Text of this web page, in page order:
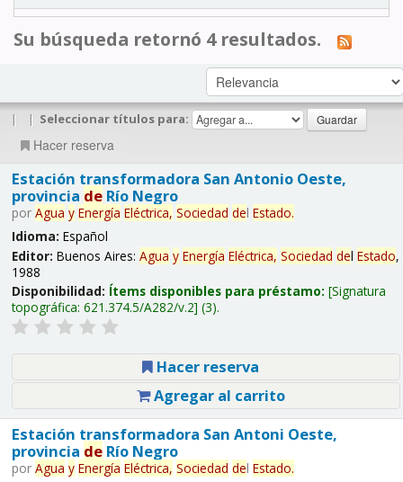
Su búsqueda retornó 4 resultados.
| | Seleccionar títulos para:
Hacer reserva
Estación transformadora San Antonio Oeste,
provincia deRío Negro
por Agua y Energía Eléctrica, Sociedad del Estado.
Idioma: Español
Editor: Buenos Aires: Agua y Energía Eléctrica, Sociedad del Estado,
1988
Disponibilidad: Ítems disponibles para préstamo: Signatura
topográfica: 621.374.5/A282/v.2 (3).
Hacer reserva
Agregar al carrito
Estación transformadora San Antoni Oeste,
provincia deRío Negro
por Agua y Energía Eléctrica, Sociedad del Estado.